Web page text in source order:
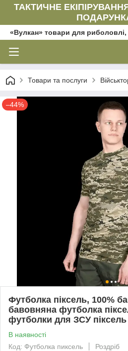
ТАКТИЧНЕ
«Вулкан» товари для
Товари та послуги
–44%
Футболка піксель, 100%
бавовняна футболка
футболки для ЗСУ піксель
В наявності
Код: Футболка пиксель
Роздріб